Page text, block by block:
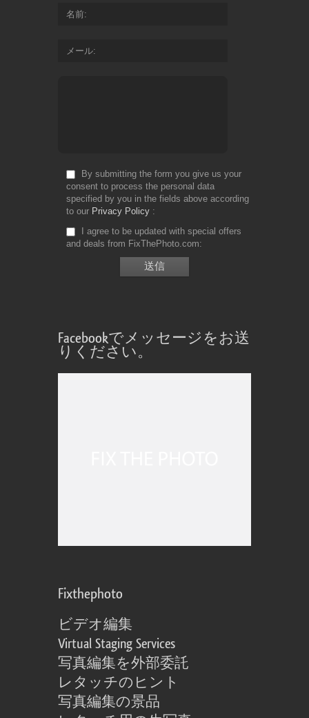
名前
メール
By submitting the form you give us your
consent to process the personal data
specified by you in the fields above according
to our Privacy Policy
I agree to be updated with special offers
and deals from FixThePhoto.com
Facebookでメッセージをお送
りください。
Fixthephoto
ビデオ編集
Virtual Staging Services
写真編集を外部委託
レタッチのヒント
写真編集の景品